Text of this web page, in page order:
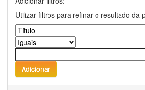
Utilizar filtros para refinar o resultado da